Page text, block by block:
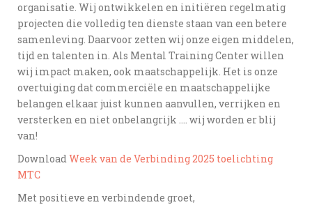
organisatie. Wij ontwikkelen en initiëren regelmatig
projecten die volledig ten dienste staan van een betere
samenleving. Daarvoor zetten wij onze eigen middelen,
tijd en talenten in. Als Mental Training Center willen
wij impact maken, ook maatschappelijk. Het is onze
overtuiging dat commerciële en maatschappelijke
belangen elkaar juist kunnen aanvullen, verrijken en
versterken en niet onbelangrijk …. wij worden er blij
van!
DownloadWeek van de Verbinding 2025 toelichting
MTC
Met positieve en verbindende groet,